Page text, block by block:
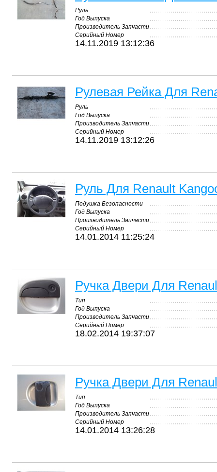
Руль
Год Выпуска
Производитель Запчасти
Серийный Номер
14.11.2019 13:12:36
Рулевая Рейка Для
Руль
Год Выпуска
Производитель Запчасти
Серийный Номер
14.11.2019 13:12:26
Руль Для Renault
Подушка Безопасности
Год Выпуска
Производитель Запчасти
Серийный Номер
14.01.2014 11:25:24
Ручка Двери Для
Тип
Год Выпуска
Производитель Запчасти
Серийный Номер
18.02.2014 19:37:07
Ручка Двери Для
Тип
Год Выпуска
Производитель Запчасти
Серийный Номер
14.01.2014 13:26:28